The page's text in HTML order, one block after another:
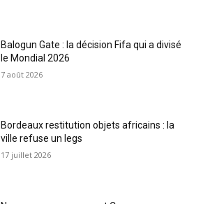
Balogun Gate : la décision Fifa qui a divisé
le Mondial 2026
7 août 2026
Bordeaux restitution objets africains : la
ville refuse un legs
17 juillet 2026